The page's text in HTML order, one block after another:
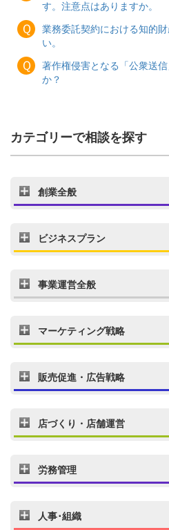
す。注意点はありますか。
Ｑ
業務委託契約における知的
い。
Ｑ
著作権侵害となる「公衆送
か？
カテゴリーで相談を探す
創業全般
ビジネスプラン
事業運営全般
マーケティング戦略
販売促進・広告戦略
店づくり・店舗運営
労務管理
人事･組織